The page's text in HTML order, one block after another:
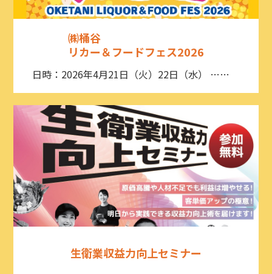
㈱桶谷
リカー＆フードフェス2026
日時：2026年4月21日（火）22日（水） ……
生衛業収益力向上セミナー